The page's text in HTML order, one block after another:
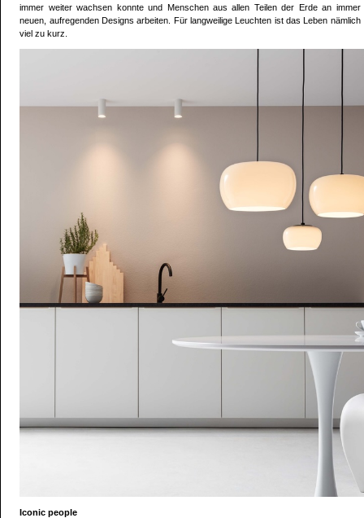
immer weiter wachsen konnte und Menschen aus allen Teilen der Erde an immer
neuen, aufregenden Designs arbeiten. Für langweilige Leuchten ist das Leben nämlich
viel zu kurz.
Iconic people